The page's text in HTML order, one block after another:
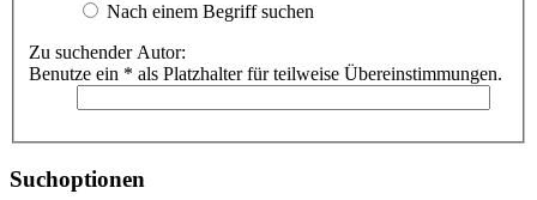
Nach einem Begriff suchen
Zu suchender Autor:
Benutze ein * als Platzhalter für teilweise Übereinstimmungen.
Suchoptionen